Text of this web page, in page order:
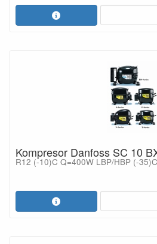
Kompresor Danfoss SC 10
R12 (-10)C Q=400W LBP/HBP (-